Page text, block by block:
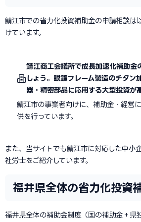
鯖江市での省力化投資補助金の申請相談は
けています。
鯖江商工会議所で成長加速化補助金
しょう。眼鏡フレーム製造のチタン
器・精密部品に応用する大型投資が
鯖江市の事業者向けに、補助金・経営
供を行っています。
また、当サイトでも鯖江市に対応した中小
社労士をご紹介しています。
福井県全体の省力化投資
福井県全体の補助金制度（国の補助金＋県